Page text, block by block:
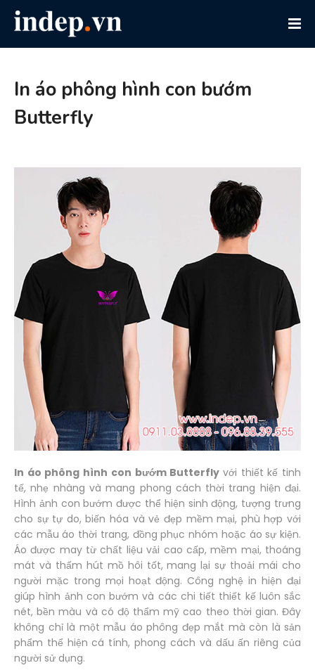
In áo phông hình con bướm
Butterfly
In áo phông hình con bướm Butterfly với thiết kế tinh
tế, nhẹ nhàng và mang phong cách thời trang hiện đại.
Hình ảnh con bướm được thể hiện sinh động, tượng trưng
cho sự tự do, biến hóa và vẻ đẹp mềm mại, phù hợp với
các mẫu áo thời trang, đồng phục nhóm hoặc áo sự kiện.
Áo được may từ chất liệu vải cao cấp, mềm mại, thoáng
mát và thấm hút mồ hôi tốt, mang lại sự thoải mái cho
người mặc trong mọi hoạt động. Công nghệ in hiện đại
giúp hình ảnh con bướm và các chi tiết thiết kế luôn sắc
nét, bền màu và có độ thẩm mỹ cao theo thời gian. Đây
không chỉ là một mẫu áo phông đẹp mắt mà còn là sản
phẩm thể hiện cá tính, phong cách và dấu ấn riêng của
người sử dụng.